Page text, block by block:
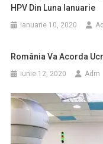
HPV Din Luna Ianuarie
ianuarie 10, 2020
România Va Acorda
iunie 12, 2020 Adm